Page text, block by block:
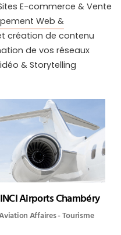
E-commerce & Vente
Web &
création de contenu
de vos réseaux
& Storytelling
Airports Chambéry
Affaires - Tourisme